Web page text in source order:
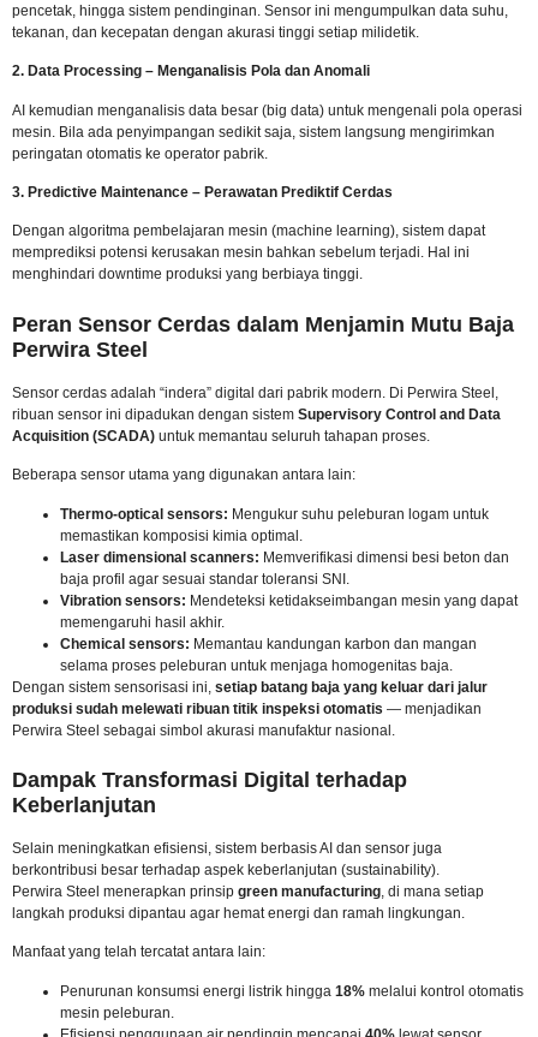
pencetak, hingga sistem pendinginan. Sensor ini mengumpulkan data suhu,
tekanan, dan kecepatan dengan akurasi tinggi setiap milidetik.
2. Data Processing – Menganalisis Pola dan Anomali
AI kemudian menganalisis data besar (big data) untuk mengenali pola operasi
mesin. Bila ada penyimpangan sedikit saja, sistem langsung mengirimkan
peringatan otomatis ke operator pabrik.
3. Predictive Maintenance – Perawatan Prediktif Cerdas
Dengan algoritma pembelajaran mesin (machine learning), sistem dapat
memprediksi potensi kerusakan mesin bahkan sebelum terjadi. Hal ini
menghindari downtime produksi yang berbiaya tinggi.
Peran Sensor Cerdas dalam Menjamin Mutu Baja
Perwira Steel
Sensor cerdas adalah “indera” digital dari pabrik modern. Di Perwira Steel,
ribuan sensor ini dipadukan dengan sistem Supervisory Control and Data
Acquisition (SCADA) untuk memantau seluruh tahapan proses.
Beberapa sensor utama yang digunakan antara lain:
Thermo-optical sensors: Mengukur suhu peleburan logam untuk
memastikan komposisi kimia optimal.
Laser dimensional scanners: Memverifikasi dimensi besi beton dan
baja profil agar sesuai standar toleransi SNI.
Vibration sensors: Mendeteksi ketidakseimbangan mesin yang dapat
memengaruhi hasil akhir.
Chemical sensors: Memantau kandungan karbon dan mangan
selama proses peleburan untuk menjaga homogenitas baja.
Dengan sistem sensorisasi ini, setiap batang baja yang keluar dari jalur
produksi sudah melewati ribuan titik inspeksi otomatis — menjadikan
Perwira Steel sebagai simbol akurasi manufaktur nasional.
Dampak Transformasi Digital terhadap
Keberlanjutan
Selain meningkatkan efisiensi, sistem berbasis AI dan sensor juga
berkontribusi besar terhadap aspek keberlanjutan (sustainability).
Perwira Steel menerapkan prinsip green manufacturing, di mana setiap
langkah produksi dipantau agar hemat energi dan ramah lingkungan.
Manfaat yang telah tercatat antara lain:
Penurunan konsumsi energi listrik hingga 18% melalui kontrol otomatis
mesin peleburan.